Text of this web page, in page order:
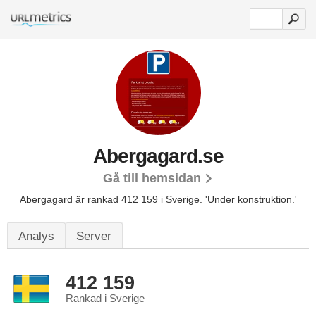
Abergagard.se
Gå till hemsidan
Abergagard är rankad 412 159 i Sverige. 'Under konstruktion.'
Analys Server
412 159
Rankad i Sverige